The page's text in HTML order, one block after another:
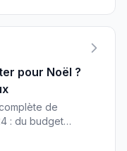
pour Noël ?
de
: du budget
le